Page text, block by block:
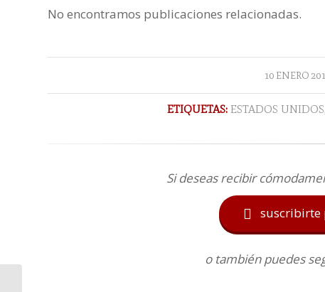
No encontramos publicaciones relacionadas.
10 ENERO
/
ETIQUETAS: ESTADOS UNIDOS
Si deseas recibir
 suscribirte
o también puedes